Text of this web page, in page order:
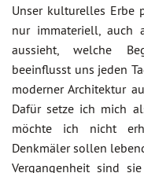
Unser kulturelles Erbe
nur immateriell,
aussieht, welche
beeinflusst uns jeden
moderner Architektur
Dafür setze ich mich
möchte ich nicht
Denkmäler sollen
Vergangenheit sind